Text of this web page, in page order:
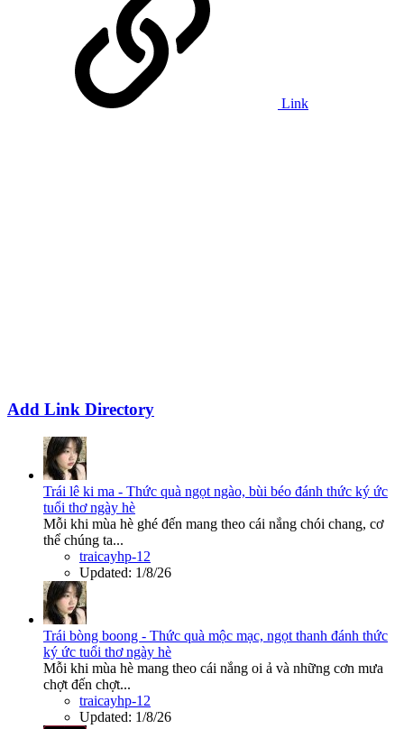
Link
Add Link Directory
Trái lê ki ma - Thức quà ngọt ngào, bùi béo đánh thức ký ức
tuổi thơ ngày hè
Mỗi khi mùa hè ghé đến mang theo cái nắng chói chang, cơ
thể chúng ta...
traicayhp-12
Updated: 1/8/26
Trái bòng boong - Thức quà mộc mạc, ngọt thanh đánh thức
ký ức tuổi thơ ngày hè
Mỗi khi mùa hè mang theo cái nắng oi ả và những cơn mưa
chợt đến chợt...
traicayhp-12
Updated: 1/8/26